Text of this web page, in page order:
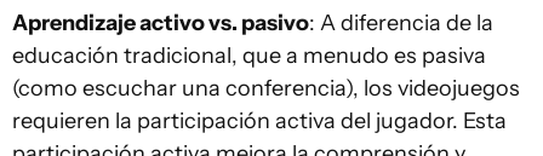
Aprendizaje activo vs. pasivo: A diferencia de la
educación tradicional, que a menudo es pasiva
(como escuchar una conferencia), los videojuegos
requieren la participación activa del jugador. Esta